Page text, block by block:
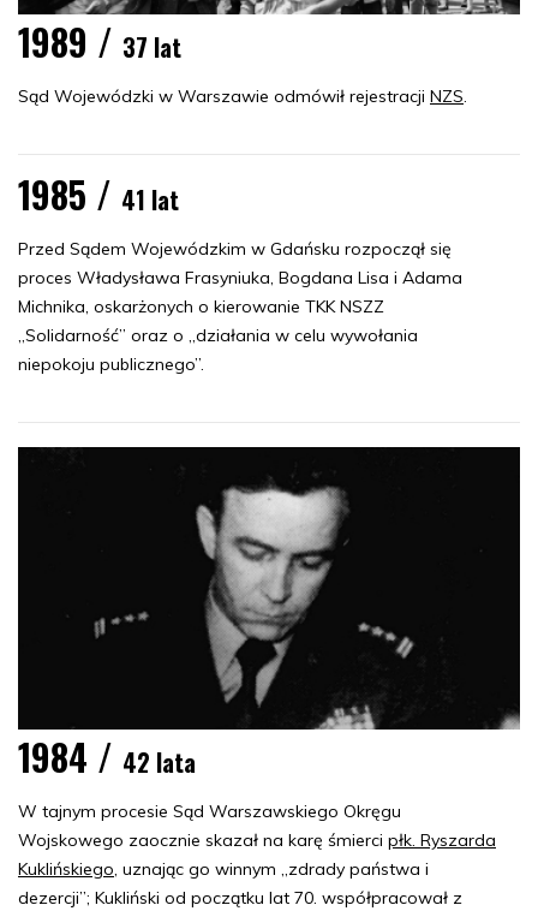
1989 / 37 lat
Sąd Wojewódzki w Warszawie odmówił rejestracji NZS.
1985 / 41 lat
Przed Sądem Wojewódzkim w Gdańsku rozpoczął się
proces Władysława Frasyniuka, Bogdana Lisa i Adama
Michnika, oskarżonych o kierowanie TKK NSZZ
„Solidarność” oraz o „działania w celu wywołania
niepokoju publicznego”.
1984 / 42 lata
W tajnym procesie Sąd Warszawskiego Okręgu
Wojskowego zaocznie skazał na karę śmierci płk. Ryszarda
Kuklińskiego, uznając go winnym „zdrady państwa i
dezercji”; Kukliński od początku lat 70. współpracował z